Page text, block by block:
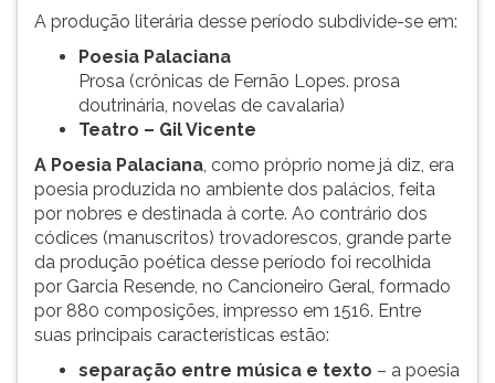
A produção literária desse período subdivide-se em:
Poesia Palaciana
Prosa (crônicas de Fernão Lopes. prosa
doutrinária, novelas de cavalaria)
Teatro – Gil Vicente
A Poesia Palaciana, como próprio nome já diz, era
poesia produzida no ambiente dos palácios, feita
por nobres e destinada à corte. Ao contrário dos
códices (manuscritos) trovadorescos, grande parte
da produção poética desse período foi recolhida
por Garcia Resende, no Cancioneiro Geral, formado
por 880 composições, impresso em 1516. Entre
suas principais características estão:
separação entre música e texto – a poesia